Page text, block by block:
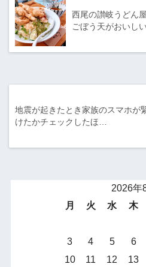
西尾の讃岐うどん
ごぼう天がおいしい
地震が起きたとき家族のスマホが
けたかチェックしたほ…
2026年
月
火 水 木
3
4 5 6
10
11 12 13